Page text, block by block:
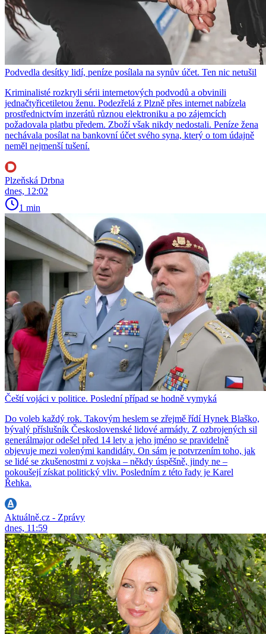
Podvedla desítky lidí, peníze posílala na synův účet. Ten nic netušil
Kriminalisté rozkryli sérii internetových podvodů a obvinili
jednačtyřicetiletou ženu. Podezřelá z Plzně přes internet nabízela
prostřednictvím inzerátů různou elektroniku a po zájemcích
požadovala platbu předem. Zboží však nikdy nedostali. Peníze žena
nechávala posílat na bankovní účet svého syna, který o tom údajně
neměl nejmenší tušení.
Plzeňská Drbna
dnes, 12:02
1 min
Čeští vojáci v politice. Poslední případ se hodně vymyká
Do voleb každý rok. Takovým heslem se zřejmě řídí Hynek Blaško,
bývalý příslušník Československé lidové armády. Z ozbrojených sil
generálmajor odešel před 14 lety a jeho jméno se pravidelně
objevuje mezi volenými kandidáty. On sám je potvrzením toho, jak
se lidé se zkušenostmi z vojska – někdy úspěšně, jindy ne –
pokoušejí získat politický vliv. Posledním z této řady je Karel
Řehka.
Aktuálně.cz - Zprávy
dnes, 11:59